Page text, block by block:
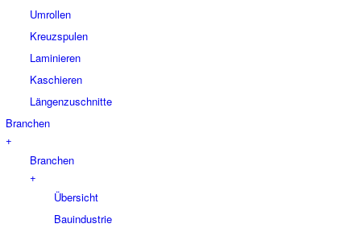
Umrollen
Kreuzspulen
Laminieren
Kaschieren
Längenzuschnitte
Branchen
+
Branchen
+
Übersicht
Bauindustrie